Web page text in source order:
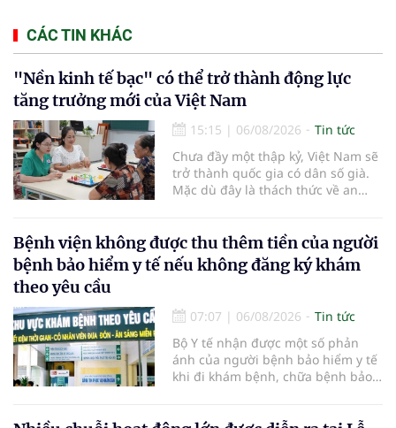
CÁC TIN KHÁC
"Nền kinh tế bạc" có thể trở thành động lực
tăng trưởng mới của Việt Nam
15:15 | 06/08/2026
Tin tức
Chưa đầy một thập kỷ, Việt Nam sẽ
trở thành quốc gia có dân số già.
Mặc dù đây là thách thức về an
có giá trị hàng tỷ USD.
Bệnh viện không được thu thêm tiền của người
bệnh bảo hiểm y tế nếu không đăng ký khám
theo yêu cầu
07:07 | 06/08/2026
Tin tức
Bộ Y tế nhận được một số phản
ánh của người bệnh bảo hiểm y tế
khi đi khám bệnh, chữa bệnh bảo